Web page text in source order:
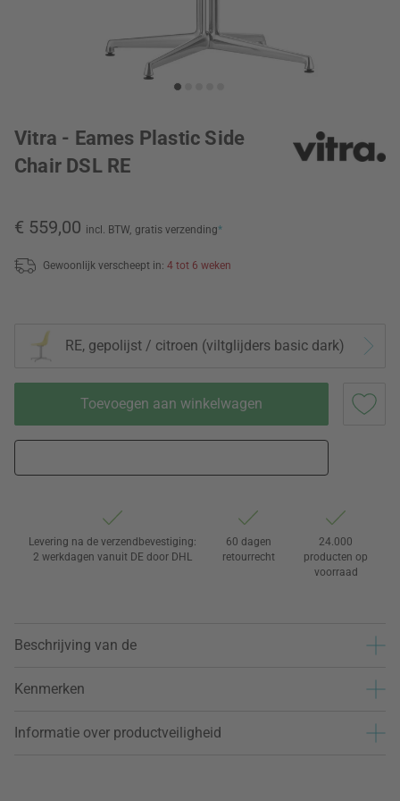
Vitra - Eames Plastic Side
Chair DSL RE
€ 559,00 incl. BTW, gratis verzending*
Gewoonlijk verscheept in: 4 tot 6 weken
RE, gepolijst / citroen (viltglijders basic dark)
Toevoegen aan winkelwagen
Levering na de verzendbevestiging:
2 werkdagen vanuit DE door DHL
60 dagen
retourrecht
24.000
producten op
voorraad
Beschrijving van de
Kenmerken
Informatie over productveiligheid